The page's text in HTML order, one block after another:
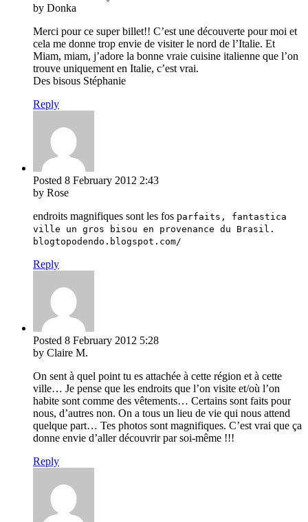
by Donka
Merci pour ce super billet!! C’est une découverte pour moi et
cela me donne trop envie de visiter le nord de l’Italie. Et
Miam, miam, j’adore la bonne vraie cuisine italienne que l’on
trouve uniquement en Italie, c’est vrai.
Des bisous Stéphanie
Reply
Posted 8 February 2012 2:43
by Rose
endroits magnifiques sont les fos parfaits, fantastica
ville un gros bisou en provenance du Brasil.
blogtopodendo.blogspot.com/
Reply
Posted 8 February 2012 5:28
by Claire M.
On sent à quel point tu es attachée à cette région et à cette
ville… Je pense que les endroits que l’on visite et/où l’on
habite sont comme des vêtements… Certains sont faits pour
nous, d’autres non. On a tous un lieu de vie qui nous attend
quelque part… Tes photos sont magnifiques. C’est vrai que ça
donne envie d’aller découvrir par soi-même !!!
Reply